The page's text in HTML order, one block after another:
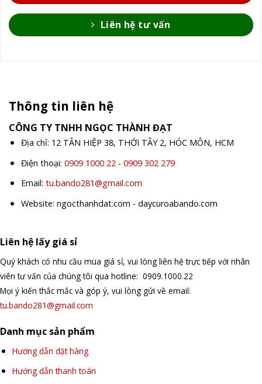
Liên hệ tư vấn
Thông tin liên hệ
CÔNG TY TNHH NGỌC THÀNH ĐẠT
Địa chỉ: 12 TÂN HIỆP 38, THỚI TÂY 2, HÓC MÔN, HCM
Điện thoại: 0909 1000 22- 0909 302 279
Email: tu.bando281@gmail.com
Website: ngocthanhdat.com - daycuroabando.com
Liên hệ lấy giá sỉ
Quý khách có nhu cầu mua giá sỉ, vui lòng liên hệ trực tiếp với nhân
viên tư vấn của chúng tôi qua hotline: 0909.1000.22
Mọi ý kiến thắc mắc và góp ý, vui lòng gửi về email:
tu.bando281@gmail.com
Danh mục sản phẩm
Hướng dẫn đặt hàng
Hướng dẫn thanh toán